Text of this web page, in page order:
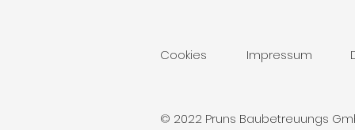
Cookies Impressum
© 2022 Pruns Baubetreuungs